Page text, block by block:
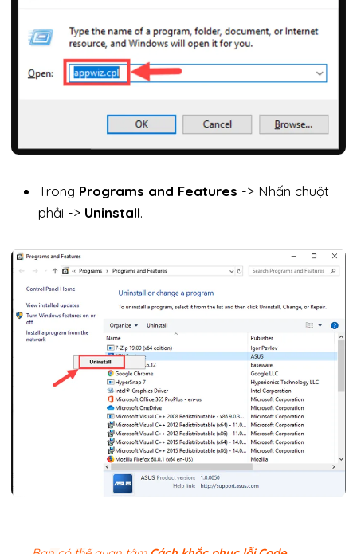
Trong Programs and Features -> Nhấn chuột
phải -> Uninstall.